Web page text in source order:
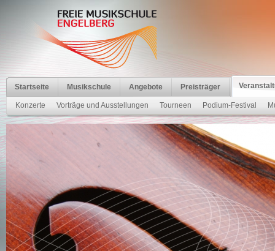
Startseite Musikschule Angebote Preisträger
Konzerte Vorträge und Ausstellungen Tourneen Podium-Festival